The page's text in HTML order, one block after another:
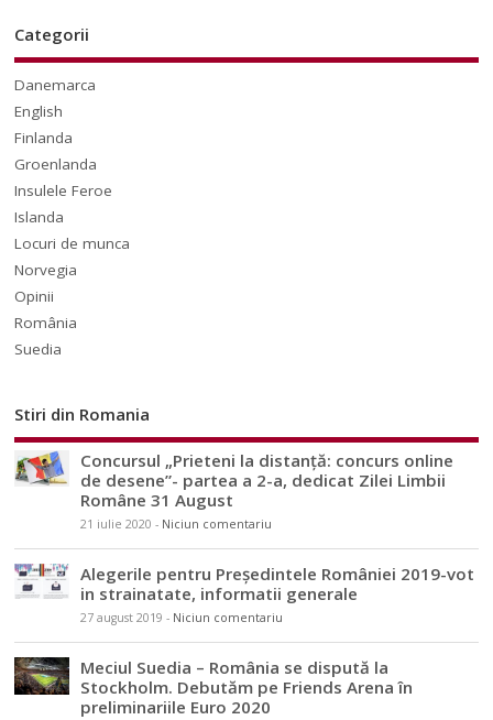
Categorii
Danemarca
English
Finlanda
Groenlanda
Insulele Feroe
Islanda
Locuri de munca
Norvegia
Opinii
România
Suedia
Stiri din Romania
Concursul „Prieteni la distanță: concurs online
de desene”- partea a 2-a, dedicat Zilei Limbii
Române 31 August
21 iulie 2020 - Niciun comentariu
Alegerile pentru Președintele României 2019-vot
in strainatate, informatii generale
27 august 2019 - Niciun comentariu
Meciul Suedia – România se dispută la
Stockholm. Debutăm pe Friends Arena în
preliminariile Euro 2020